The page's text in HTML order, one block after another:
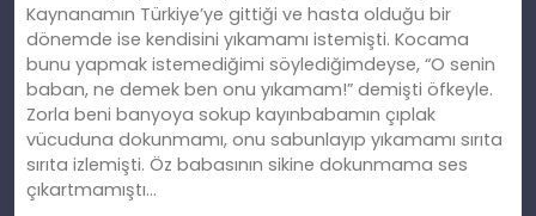
Kaynanamın Türkiye’ye gittiği ve hasta olduğu bir
dönemde ise kendisini yıkamamı istemişti. Kocama
bunu yapmak istemediğimi söylediğimdeyse, “O senin
baban, ne demek ben onu yıkamam!” demişti öfkeyle.
Zorla beni banyoya sokup kayınbabamın çıplak
vücuduna dokunmamı, onu sabunlayıp yıkamamı sırıta
sırıta izlemişti. Öz babasının sikine dokunmama ses
çıkartmamıştı…